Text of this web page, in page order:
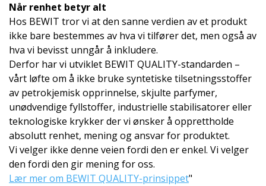
Når renhet betyr alt
Hos BEWIT tror vi at den sanne verdien av et produkt
ikke bare bestemmes av hva vi tilfører det, men også av
hva vi bevisst unngår å inkludere.
Derfor har vi utviklet BEWIT QUALITY-standarden –
vårt løfte om å ikke bruke syntetiske tilsetningsstoffer
av petrokjemisk opprinnelse, skjulte parfymer,
unødvendige fyllstoffer, industrielle stabilisatorer eller
teknologiske krykker der vi ønsker å opprettholde
absolutt renhet, mening og ansvar for produktet.
Vi velger ikke denne veien fordi den er enkel. Vi velger
den fordi den gir mening for oss.
Lær mer om BEWIT QUALITY-prinsippet"